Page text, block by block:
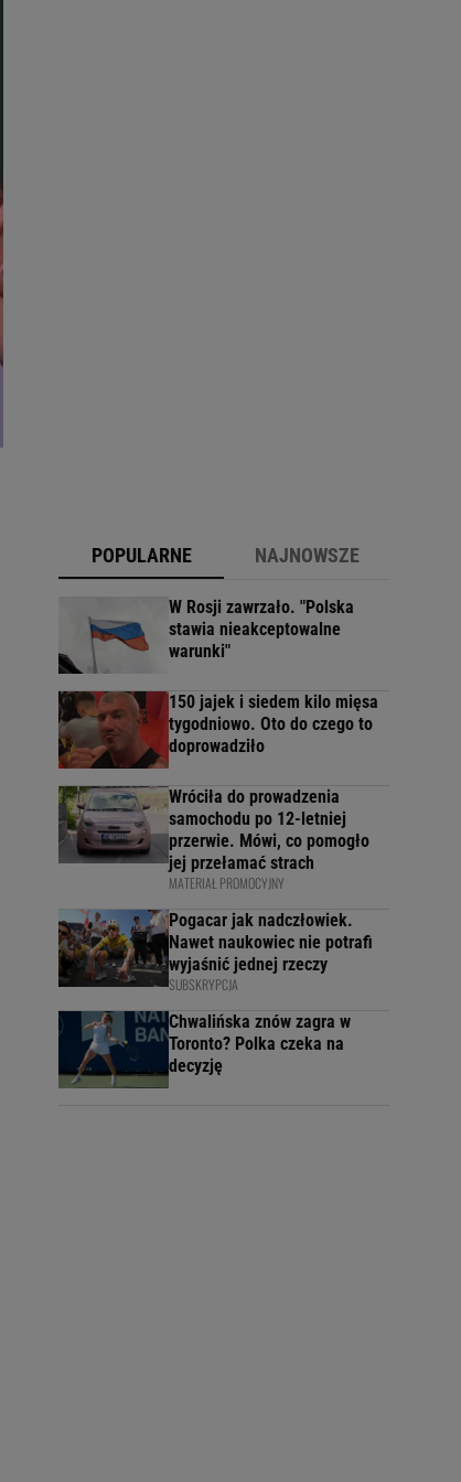
POPULARNE NAJNOWSZE
W Rosji zawrzało. "Polska
stawia nieakceptowalne
warunki"
150 jajek i siedem kilo mięsa
tygodniowo. Oto do czego to
doprowadziło
Wróciła do prowadzenia
samochodu po 12-letniej
przerwie. Mówi, co pomogło
jej przełamać strach
MATERIAŁ PROMOCYJNY
Pogacar jak nadczłowiek.
Nawet naukowiec nie potrafi
wyjaśnić jednej rzeczy
SUBSKRYPCJA
Chwalińska znów zagra w
Toronto? Polka czeka na
decyzję